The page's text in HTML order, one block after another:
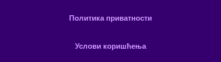
Политика приватности
Услови коришћења